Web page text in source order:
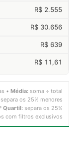
R$ 2.555
R$ 30.656
R$ 639
R$ 11,61
• Média: soma ÷ total
separa os 25% menores
Quartil: separa os 25%
com filtros exclusivos